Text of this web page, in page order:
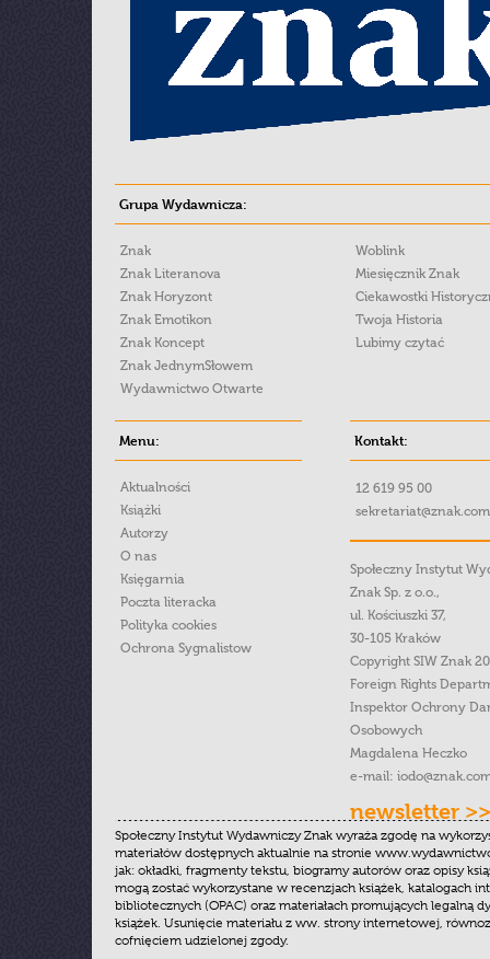
Grupa Wydawnicza:
Znak
Znak Literanova
Znak Horyzont
Znak Emotikon
Znak Koncept
Znak JednymSłowem
Wydawnictwo Otwarte
Woblink
Miesięcznik Znak
Ciekawostki
Twoja Historia
Lubimy czytać
Menu:
Aktualności
Książki
Autorzy
O nas
Księgarnia
Poczta literacka
Polityka cookies
Ochrona Sygnalistow
Kontakt:
12 619 95 00
Społeczny Instytut
Znak Sp. z o.o.,
ul. Kościuszki 37,
30-105 Kraków
Copyright SIW Znak
Foreign Rights
Inspektor Ochrony
Osobowych
Magdalena Heczko
e-mail:
newsletter >>
Społeczny Instytut Wydawniczy Znak wyraża zgodę na
materiałów dostępnych aktualnie na stronie
jak: okładki, fragmenty tekstu, biogramy autorów oraz opisy
mogą zostać wykorzystane w recenzjach książek, katalogach
bibliotecznych (OPAC) oraz materiałach promujących legalną
książek. Usunięcie materiału z ww. strony internetowej,
cofnięciem udzielonej zgody.